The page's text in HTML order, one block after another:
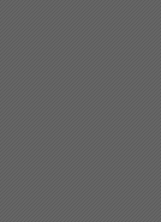
dabei ist.
unter